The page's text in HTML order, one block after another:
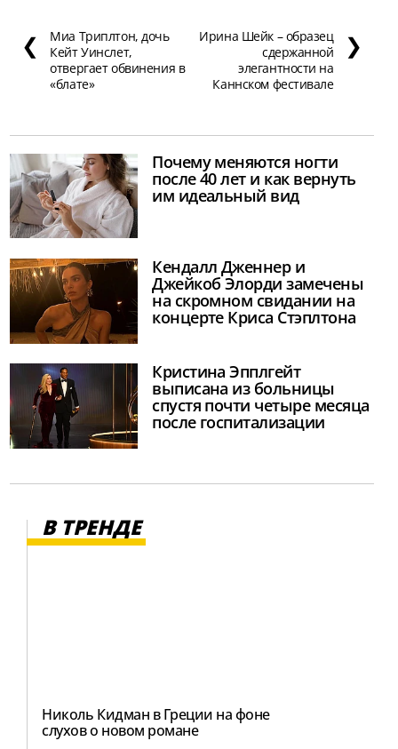
❮
Миа Триплтон, дочь
Кейт Уинслет,
отвергает обвинения в
«блате»
Ирина Шейк – образец
сдержанной
элегантности на
Каннском фестивале
❯
Почему меняются ногти
после 40 лет и как вернуть
им идеальный вид
Кендалл Дженнер и
Джейкоб Элорди замечены
на скромном свидании на
концерте Криса Стэплтона
Кристина Эпплгейт
выписана из больницы
спустя почти четыре месяца
после госпитализации
В ТРЕНДЕ
Николь Кидман в Греции на фоне
слухов о новом романе